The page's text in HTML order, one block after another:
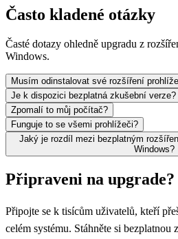
Často kladené otázky
Časté dotazy ohledně upgradu z
Windows.
Musím odinstalovat své rozšíření
Je k dispozici bezplatná zkušební verze?
Zpomalí to můj počítač?
Funguje to se všemi prohlížeči?
Jaký je rozdíl mezi bezplatným
Windows?
Připraveni na upgrade?
Připojte se k tisícům uživatelů, kteří
celém systému. Stáhněte si bezplatnou